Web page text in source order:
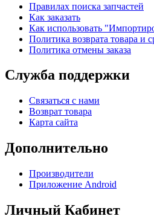
Правилах поиска запчастей
Как заказать
Как использовать
Политика возврата товара и
Политика отмены заказа
Служба поддержки
Связаться с нами
Возврат товара
Карта сайта
Дополнительно
Производители
Приложение Android
Личный Кабинет